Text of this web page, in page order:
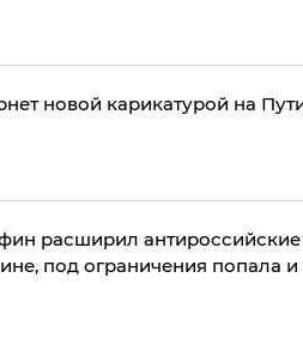
новой карикатурой на
расширил антироссийские
под ограничения попала и